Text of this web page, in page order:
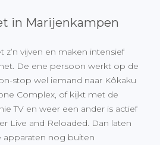
in Marijenkampen
z’n vijven en maken intensief
De ene persoon werkt op de
stop wel iemand naar Kôkaku
Complex, of kijkt met de
TV en weer een ander is actief
Live and Reloaded. Dan laten
apparaten nog buiten